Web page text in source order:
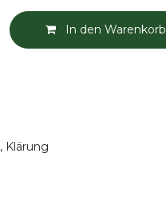
In den Warenkorb
Klärung